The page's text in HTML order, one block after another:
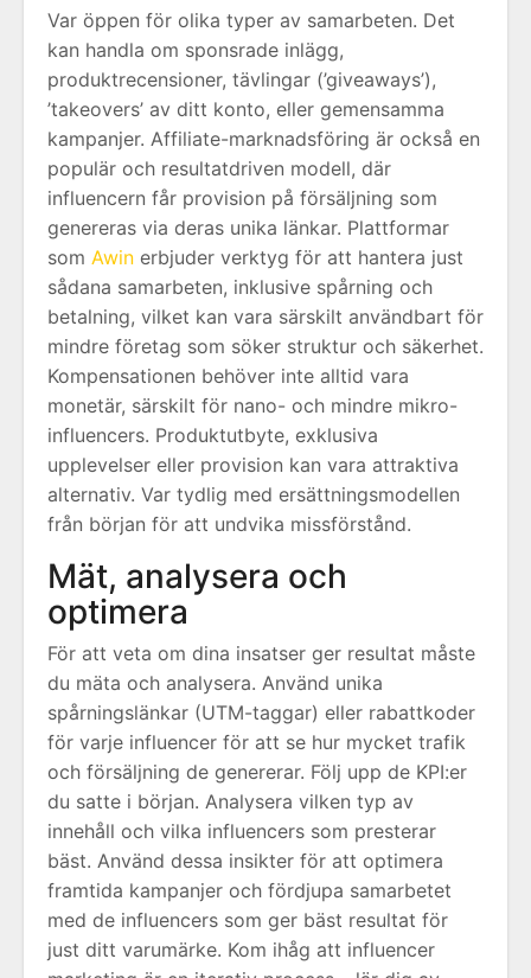
Var öppen för olika typer av samarbeten. Det
kan handla om sponsrade inlägg,
produktrecensioner, tävlingar (’giveaways’),
’takeovers’ av ditt konto, eller gemensamma
kampanjer. Affiliate-marknadsföring är också en
populär och resultatdriven modell, där
influencern får provision på försäljning som
genereras via deras unika länkar. Plattformar
som Awin erbjuder verktyg för att hantera just
sådana samarbeten, inklusive spårning och
betalning, vilket kan vara särskilt användbart för
mindre företag som söker struktur och säkerhet.
Kompensationen behöver inte alltid vara
monetär, särskilt för nano- och mindre mikro-
influencers. Produktutbyte, exklusiva
upplevelser eller provision kan vara attraktiva
alternativ. Var tydlig med ersättningsmodellen
från början för att undvika missförstånd.
Mät, analysera och
optimera
För att veta om dina insatser ger resultat måste
du mäta och analysera. Använd unika
spårningslänkar (UTM-taggar) eller rabattkoder
för varje influencer för att se hur mycket trafik
och försäljning de genererar. Följ upp de KPI:er
du satte i början. Analysera vilken typ av
innehåll och vilka influencers som presterar
bäst. Använd dessa insikter för att optimera
framtida kampanjer och fördjupa samarbetet
med de influencers som ger bäst resultat för
just ditt varumärke. Kom ihåg att influencer